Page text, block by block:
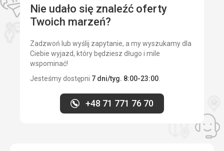
Cena
Plaża
brudna i mała. nie polecam
Wyżywienie
jedzenie bardzo dobre ale troche powtarzalne
Zakwaterowanie
pokój czysty i klimatyzowany, łazienka mogłaby być
trochę większa
Nie udało się znaleźć oferty
Twoich marzeń?
Zadzwoń lub wyślij zapytanie, a my wyszukamy dla
Ciebie wyjazd, który będziesz długo i mile
wspominać!
Jesteśmy dostępni 7 dni/tyg. 8:00-23:00.
+48 71 771 76 70